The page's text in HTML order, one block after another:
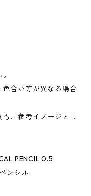
色合い等が異なる場合
も、参考イメージとし
PENCIL 0.5
ンシル